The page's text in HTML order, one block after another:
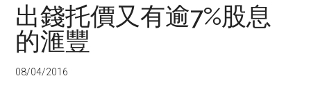
活
化
的
投
出錢托價又有逾7%股息
的滙豐
08/04/2016